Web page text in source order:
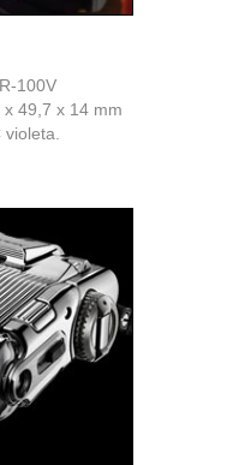
100V
49,7 x 14 mm
violeta.